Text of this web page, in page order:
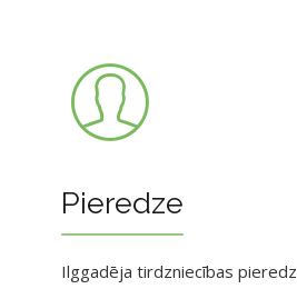
Pieredze
Ilggadēja tirdzniecības